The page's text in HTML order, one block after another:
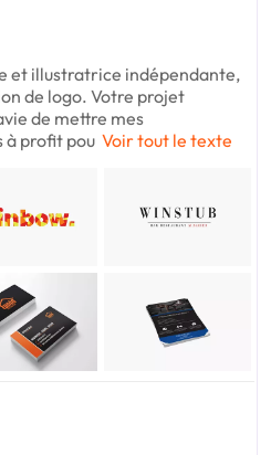
et illustratrice indépendante,
de logo. Votre projet
de mettre mes
à profit pou Voir tout le texte